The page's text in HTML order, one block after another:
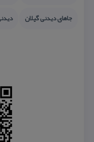
جاهای دیدنی گیلان